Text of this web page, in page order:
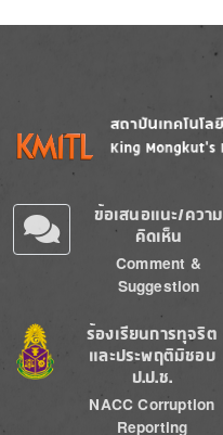
Image
ข้อเสนอแนะ/ความ
คิดเห็น
Comment &
Suggestion
Image
ร้องเรียนการทุจริต
และประพฤติมิชอบ
ป.ป.ช.
NACC Corruption
Reporting